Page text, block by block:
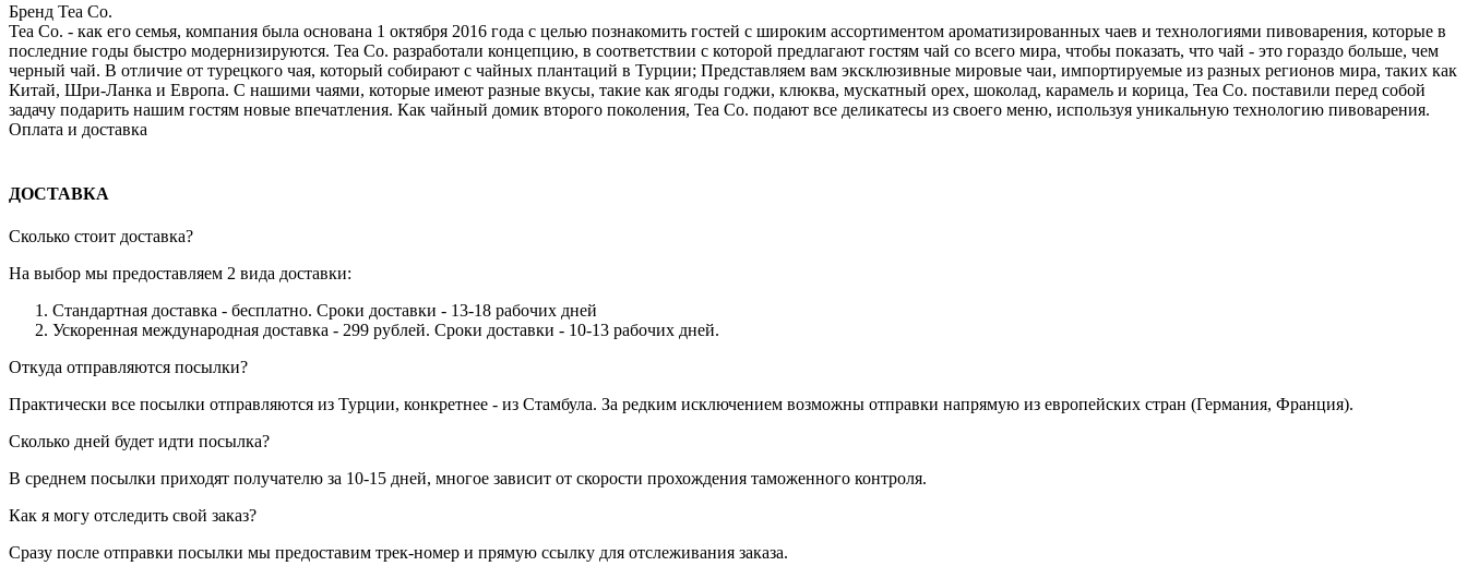
Бренд Tea Co.
Tea Co. - как его семья, компания была основана 1 октября 2016 года с целью познакомить гостей с широким ассортиментом ароматизированных чаев и технологиями пивоварения, которые в
последние годы быстро модернизируются. Tea Co. разработали концепцию, в соответствии с которой предлагают гостям чай со всего мира, чтобы показать, что чай - это гораздо больше, чем
черный чай. В отличие от турецкого чая, который собирают с чайных плантаций в Турции; Представляем вам эксклюзивные мировые чаи, импортируемые из разных регионов мира, таких как
Китай, Шри-Ланка и Европа. С нашими чаями, которые имеют разные вкусы, такие как ягоды годжи, клюква, мускатный орех, шоколад, карамель и корица, Tea Co. поставили перед собой
задачу подарить нашим гостям новые впечатления. Как чайный домик второго поколения, Tea Co. подают все деликатесы из своего меню, используя уникальную технологию пивоварения.
Оплата и доставка
ДОСТАВКА
Сколько стоит доставка?
На выбор мы предоставляем 2 вида доставки:
Стандартная доставка - бесплатно. Сроки доставки - 13-18 рабочих дней
Ускоренная международная доставка - 299 рублей. Сроки доставки - 10-13 рабочих дней.
Откуда отправляются посылки?
Практически все посылки отправляются из Турции, конкретнее - из Стамбула. За редким исключением возможны отправки напрямую из европейских стран (Германия, Франция).
Сколько дней будет идти посылка?
В среднем посылки приходят получателю за 10-15 дней, многое зависит от скорости прохождения таможенного контроля.
Как я могу отследить свой заказ?
Сразу после отправки посылки мы предоставим трек-номер и прямую ссылку для отслеживания заказа.